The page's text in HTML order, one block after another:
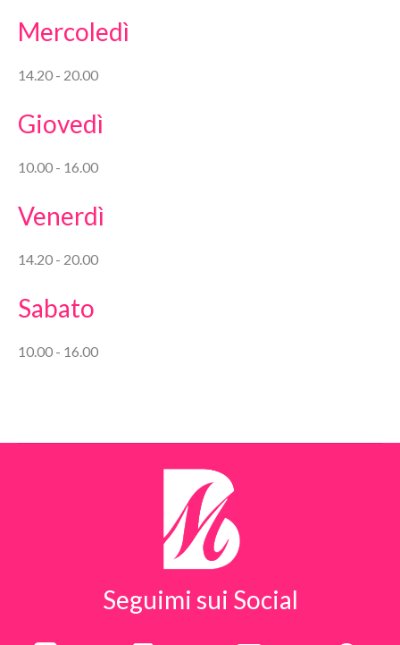
Mercoledì
14.20 - 20.00
Giovedì
10.00 - 16.00
Venerdì
14.20 - 20.00
Sabato
10.00 - 16.00
Seguimi sui Social